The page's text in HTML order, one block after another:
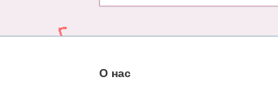
О нас